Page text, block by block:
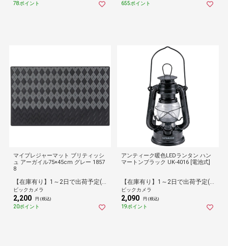
78ポイント 655ポイント
マイプレジャーマット ブリティッシ
ュ アーガイル75×45cm グレー 1857
8
ビックカメラ
2,200 円 (税込)
20ポイント
アンティーク暖色LEDランタン ハン
マートンブラック UK-4016 [電池式]
ビックカメラ
2,090 円 (税込)
19ポイント